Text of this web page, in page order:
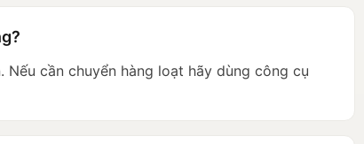
cần chuyển hàng loạt hãy dùng công cụ